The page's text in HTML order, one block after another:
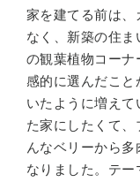
家を建てる前は
なく、新築の住
の観葉植物コー
感的に選んだこ
いたように増え
た家にしたくて
んなベリーから
なりました。テ